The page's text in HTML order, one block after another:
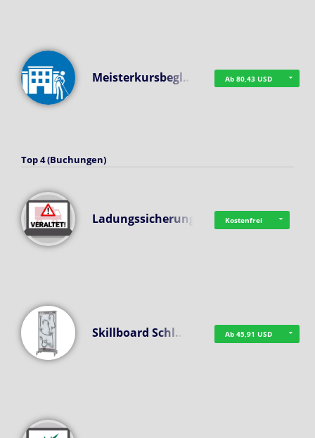
Meisterkursbegl… Ab 80,43 USD
Top 4 (Buchungen)
Ladungssicherung Kostenfrei
Skillboard Schl… Ab 45,91 USD